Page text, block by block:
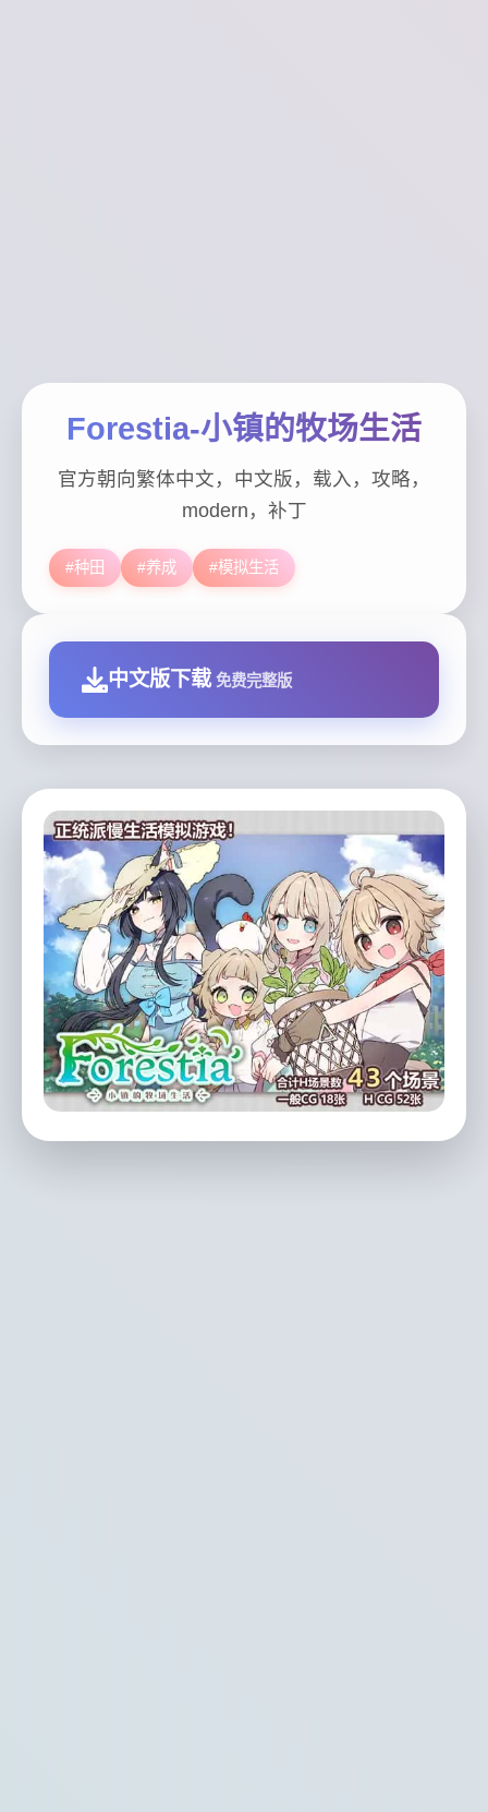
Forestia-小镇的牧场生活
官方朝向繁体中文，中文版，载入，攻略，
modern，补丁
#种田 #养成 #模拟生活
中文版下载 免费完整版